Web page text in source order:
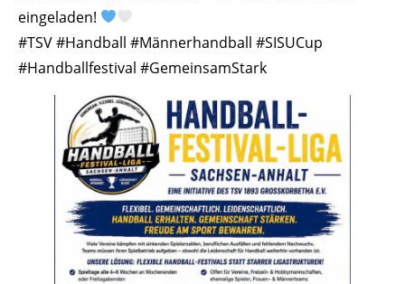
eingeladen!
#TSV #Handball #Männerhandball #SISUCup
#Handballfestival #GemeinsamStark